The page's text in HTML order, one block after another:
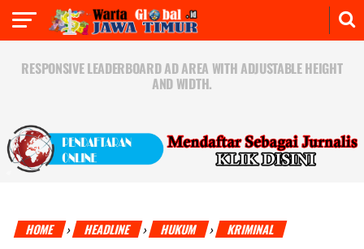
RESPONSIVE LEADERBOARD AD AREA WITH ADJUSTABLE HEIGHT
AND WIDTH.
HOME › HEADLINE › HUKUM › KRIMINAL